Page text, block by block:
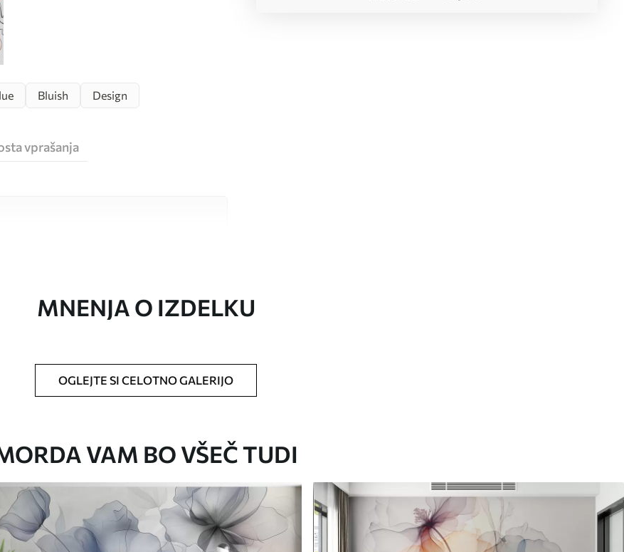
Bluish Design
vprašanja
gobo. Tapete z lakiranim
MNENJA O IZDELKU
OGLEJTE SI CELOTNO GALERIJO
VAM BO VŠEČ TUDI